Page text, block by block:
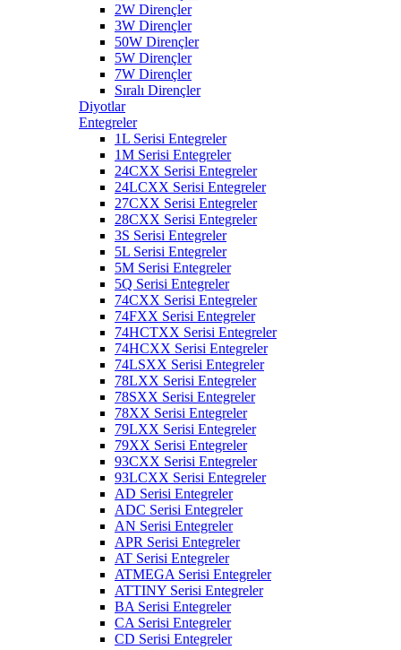
2W Dirençler
3W Dirençler
50W Dirençler
5W Dirençler
7W Dirençler
Sıralı Dirençler
Diyotlar
Entegreler
1L Serisi Entegreler
1M Serisi Entegreler
24CXX Serisi Entegreler
24LCXX Serisi Entegreler
27CXX Serisi Entegreler
28CXX Serisi Entegreler
3S Serisi Entegreler
5L Serisi Entegreler
5M Serisi Entegreler
5Q Serisi Entegreler
74CXX Serisi Entegreler
74FXX Serisi Entegreler
74HCTXX Serisi Entegreler
74HCXX Serisi Entegreler
74LSXX Serisi Entegreler
78LXX Serisi Entegreler
78SXX Serisi Entegreler
78XX Serisi Entegreler
79LXX Serisi Entegreler
79XX Serisi Entegreler
93CXX Serisi Entegreler
93LCXX Serisi Entegreler
AD Serisi Entegreler
ADC Serisi Entegreler
AN Serisi Entegreler
APR Serisi Entegreler
AT Serisi Entegreler
ATMEGA Serisi Entegreler
ATTINY Serisi Entegreler
BA Serisi Entegreler
CA Serisi Entegreler
CD Serisi Entegreler